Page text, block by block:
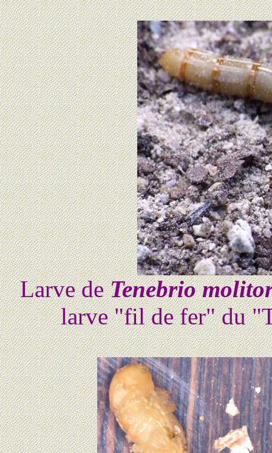
Larve deTenebrio
larve "fil de fer" du